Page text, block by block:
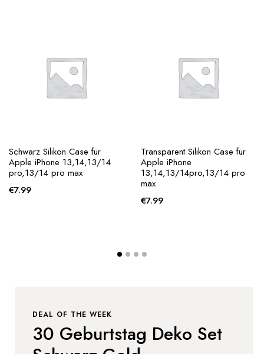
Schwarz Silikon Case für
Apple iPhone 13,14,13/14
pro,13/14 pro max
€7.99
Transparent Silikon Case für
Apple iPhone
13,14,13/14pro,13/14 pro
max
€7.99
DEAL OF THE WEEK
30 Geburtstag Deko Set